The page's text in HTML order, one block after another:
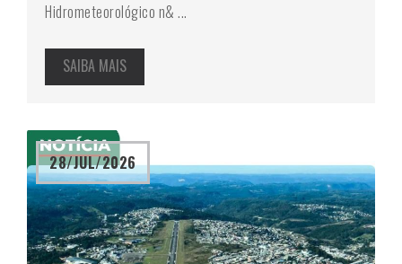
Hidrometeorológico n& ...
SAIBA MAIS
28/JUL/2026